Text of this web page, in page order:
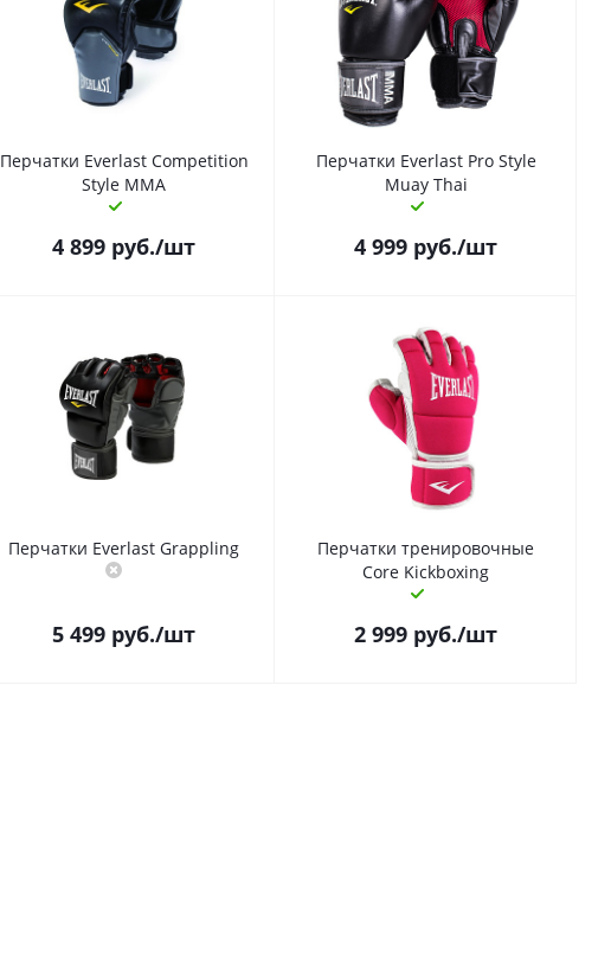
Перчатки Everlast Competition
Style MMA
4 899 руб./шт
Перчатки Everlast Pro Style
Muay Thai
4 999 руб./шт
Перчатки Everlast Grappling
5 499 руб./шт
Перчатки тренировочные
Core Kickboxing
2 999 руб./шт